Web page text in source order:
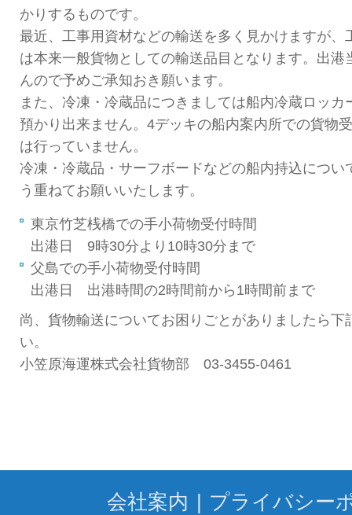
かりするものです。
最近、工事用資材などの輸送を多く見かけますが、
は本来一般貨物としての輸送品目となります。出港
んので予めご承知おき願います。
また、冷凍・冷蔵品につきましては船内冷蔵ロッ
預かり出来ません。4デッキの船内案内所での貨物
は行っていません。
冷凍・冷蔵品・サーフボードなどの船内持込につい
う重ねてお願いいたします。
東京竹芝桟橋での手小荷物受付時間
出港日 9時30分より10時30分まで
父島での手小荷物受付時間
出港日 出港時間の2時間前から1時間前まで
尚、貨物輸送についてお困りごとがありましたら下
い。
小笠原海運株式会社貨物部 03-3455-0461
会社案内
プライバシー